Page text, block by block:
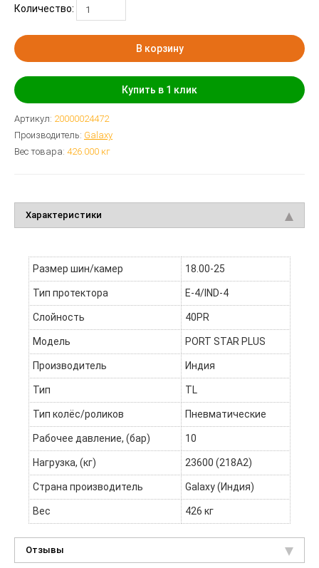
Количество:
В корзину
Купить в 1 клик
Артикул: 20000024472
Производитель: Galaxy
Вес товара: 426.000 кг
Характеристики
Размер шин/камер 18.00-25
Тип протектора E-4/IND-4
Слойность 40PR
Модель PORT STAR PLUS
Производитель Индия
Тип TL
Тип колёс/роликов Пневматические
Рабочее давление, (бар) 10
Нагрузка, (кг) 23600 (218A2)
Страна производитель Galaxy (Индия)
Вес 426 кг
Отзывы